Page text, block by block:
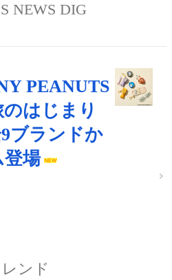
NEWS DIG
PEANUTS
はじまり
ブランドか
登場
ンド